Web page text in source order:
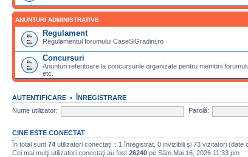
ANUNTURI ADMINISTRATIVE
Regulament
Regulamentul forumului CaseSiGradini.ro
Concursuri
Anunturi referitoare la concursurile organizate pentru membrii
etc.
AUTENTIFICARE • ÎNREGISTRARE
Nume utilizator:
Parolă:
CINE ESTE CONECTAT
În total sunt 74 utilizatori conectaţi :: 1 înregistrat, 0 invizibili şi 73 vizitatori
Cei mai mulţi utilizatori conectaţi au fost 26240 pe Sâm Mai 16, 2026 11:33 pm